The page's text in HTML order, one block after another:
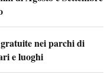
nei parchi di
e luoghi